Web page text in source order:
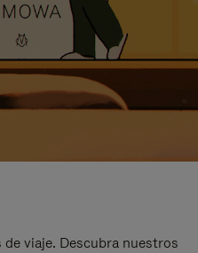
viaje. Descubra nuestros